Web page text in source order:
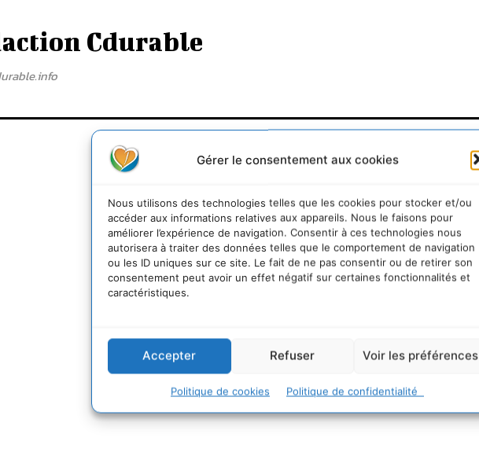
Gérer le consentement aux cookies
Nous utilisons des technologies telles que les cookies pour stocker et/ou
accéder aux informations relatives aux appareils. Nous le faisons pour
améliorer l’expérience de navigation. Consentir à ces technologies nous
autorisera à traiter des données telles que le comportement de navigation
ou les ID uniques sur ce site. Le fait de ne pas consentir ou de retirer son
consentement peut avoir un effet négatif sur certaines fonctionnalités et
caractéristiques.
Accepter Refuser Voir les préférences
Politique de cookies Politique de confidentialité
Cdurable